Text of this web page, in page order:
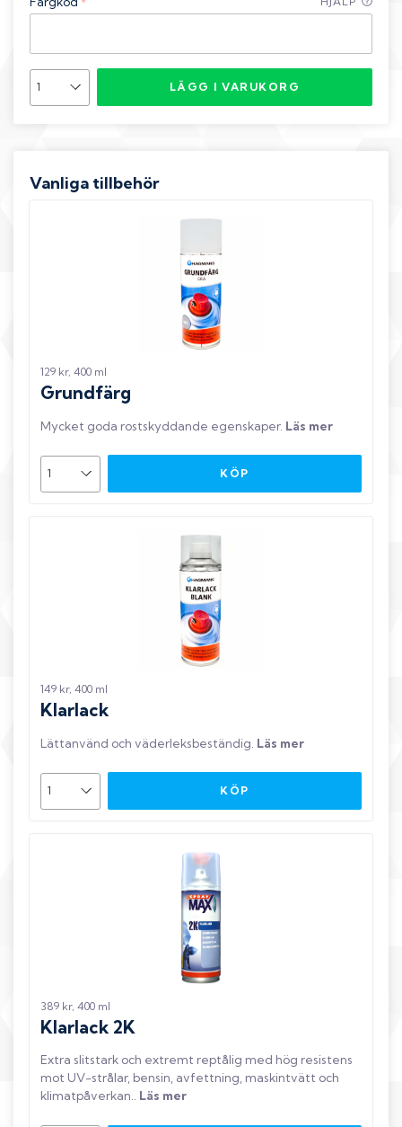
LÄGG I VARUKORG
Vanliga tillbehör
129 kr, 400 ml
Grundfärg
Mycket goda rostskyddande egenskaper. Läs mer
KÖP
149 kr, 400 ml
Klarlack
Lättanvänd och väderleksbeständig Läs mer
KÖP
389 kr, 400 ml
Klarlack 2K
Extra slitstark och extremt reptålig med hög resistens
mot UV-strålar, bensin, avfettning, maskintvätt och
klimatpåverkan.. Läs mer